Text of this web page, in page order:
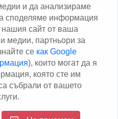
и да анализираме
споделяме информация
нашия сайт от ваша
медии, партньори за
се как Google
), които могат да я
която сте им
събрали от вашето